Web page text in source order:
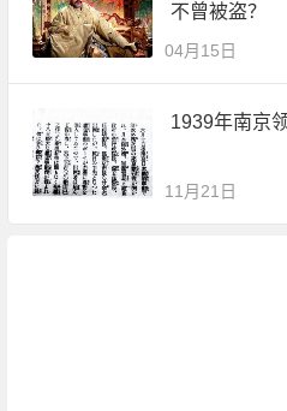
不曾被盗？
04月15日
1939年南京
11月21日